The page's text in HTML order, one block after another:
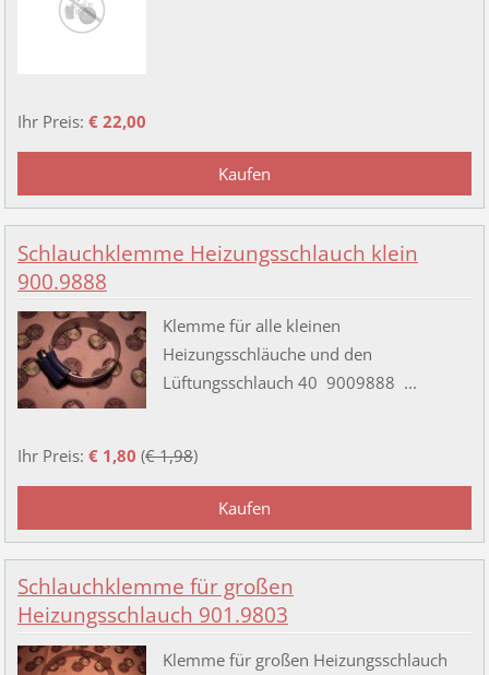
Ihr Preis: € 22,00
Schlauchklemme Heizungsschlauch klein
900.9888
Klemme für alle kleinen
Heizungsschläuche und den
Lüftungsschlauch 40 9009888 ...
Ihr Preis: € 1,80 (€ 1,98)
Schlauchklemme für großen
Heizungsschlauch 901.9803
Klemme für großen Heizungsschlauch